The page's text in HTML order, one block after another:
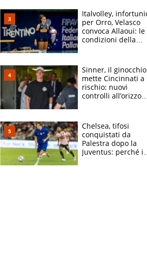
Italvolley,
per Orro, Velasco
convoca Allaoui: le
condizioni della
Sinner, il ginocchio
mette Cincinnati a
rischio: nuovi
controlli
Open
Chelsea, tifosi
conquistati da
Palestra dopo la
Juventus: perché i